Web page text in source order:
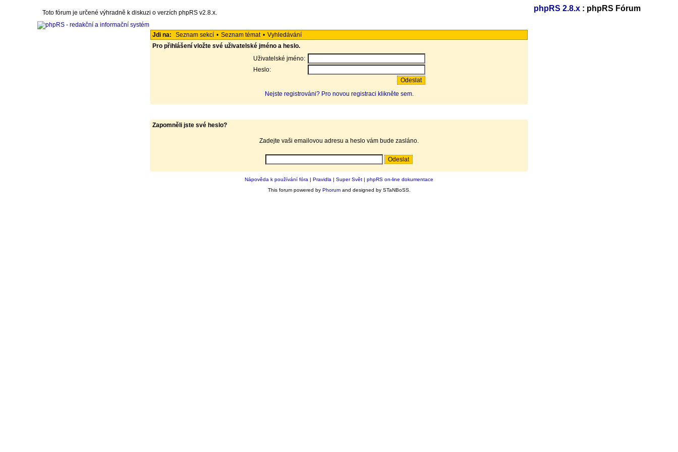
phpRS 2.8.x: phpRS Fórum
Toto fórum je určené výhradně k diskuzi o verzích phpRS v2.8.x.
Jdi na: Seznam sekcí • Seznam témat • Vyhledávání
Pro přihlášení vložte své uživatelské jméno a heslo.
Uživatelské jméno:
Heslo:
Nejste registrováni? Pro novou registraci klikněte sem.
Zapomněli jste své heslo?
Zadejte vaši emailovou adresu a heslo vám bude zasláno.
Nápověda k používání fóra | Pravidla | Super Svět | phpRS on-line dokumentace
This forum powered by Phorumand designed by STaNBoSS.